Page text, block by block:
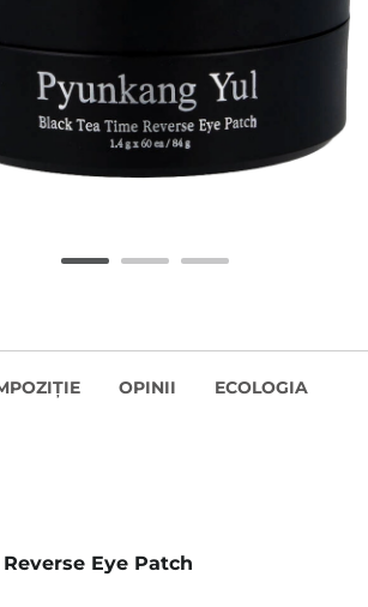
OPINII ECOLOGIA
Eye Patch